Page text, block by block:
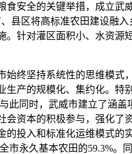
食安全的关键举措，成立武
县区将高标准农田建设融
。针对灌区面积小、水资
始终坚持系统性的思维模
生产的规模化、集约化。
此同时，武威市建立了涵
会资本的积极参与，强化
的投入和标准化运维模式的
市永久基本农田的59.3%。